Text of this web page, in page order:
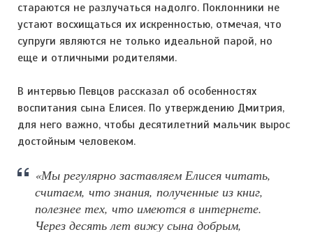
стараются не разлучаться надолго. Поклонники не
устают восхищаться их искренностью, отмечая, что
супруги являются не только идеальной парой, но
еще и отличными родителями.
В интервью Певцов рассказал об особенностях
воспитания сына Елисея. По утверждению Дмитрия,
для него важно, чтобы десятилетний мальчик вырос
достойным человеком.
«Мы регулярно заставляем Елисея читать,
считаем, что знания, полученные из книг,
полезнее тех, что имеются в интернете.
Через десять лет вижу сына добрым,